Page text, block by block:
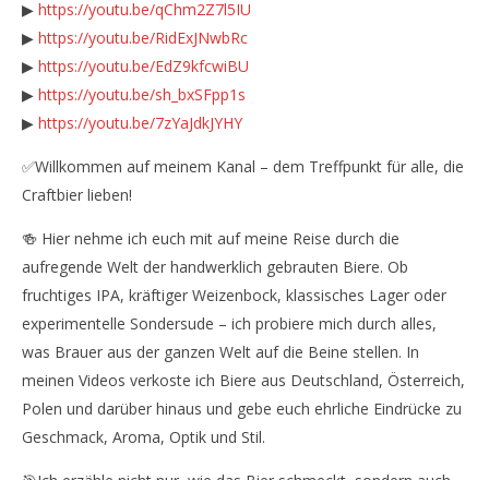
▶ https://youtu.be/qChm2Z7l5IU
▶ https://youtu.be/RidExJNwbRc
▶ https://youtu.be/EdZ9kfcwiBU
▶ https://youtu.be/sh_bxSFpp1s
▶ https://youtu.be/7zYaJdkJYHY
✅Willkommen auf meinem Kanal – dem Treffpunkt für alle, die
Craftbier lieben!
🍻 Hier nehme ich euch mit auf meine Reise durch die
aufregende Welt der handwerklich gebrauten Biere. Ob
fruchtiges IPA, kräftiger Weizenbock, klassisches Lager oder
experimentelle Sondersude – ich probiere mich durch alles,
was Brauer aus der ganzen Welt auf die Beine stellen. In
meinen Videos verkoste ich Biere aus Deutschland, Österreich,
Polen und darüber hinaus und gebe euch ehrliche Eindrücke zu
Geschmack, Aroma, Optik und Stil.